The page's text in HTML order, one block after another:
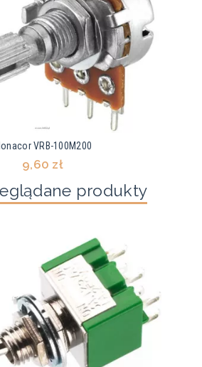
VRB-100M200
9,60 zł
produkty